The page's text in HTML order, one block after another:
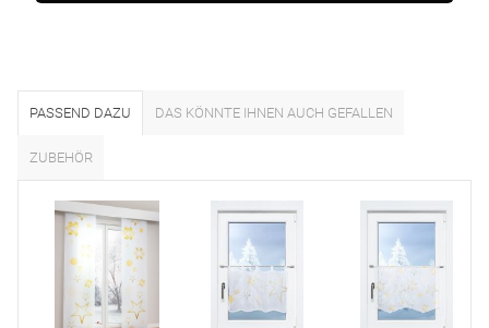
PASSEND DAZU DAS KÖNNTE IHNEN AUCH GEFALLEN
ZUBEHÖR